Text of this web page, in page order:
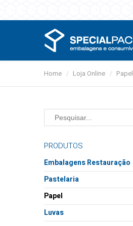
Home / Loja Online / Papel
PRODUTOS
Embalagens Restauração
Alumínio
Microondas
Sobremesas e saladas
Sopas e molhos
Pastelaria
Caixas
Bases
Formas
Papel
Guardanapos
Toalhas mesa
Luvas